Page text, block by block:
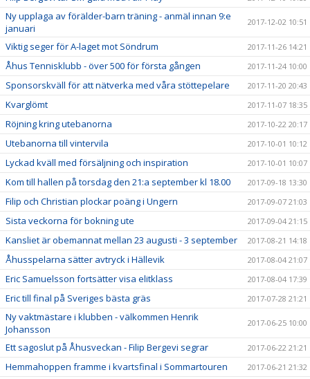
Ny upplaga av förälder-barn träning - anmäl innan 9:e
januari
2017-12-02 10:51
Viktig seger för A-laget mot Söndrum 2017-11-26 14:21
Åhus Tennisklubb - över 500 för första gången 2017-11-24 10:00
Sponsorskväll för att nätverka med våra stöttepelare 2017-11-20 20:43
Kvarglömt 2017-11-07 18:35
Röjning kring utebanorna 2017-10-22 20:17
Utebanorna till vintervila 2017-10-01 10:12
Lyckad kväll med försäljning och inspiration 2017-10-01 10:07
Kom till hallen på torsdag den 21:a september kl 18.00 2017-09-18 13:30
Filip och Christian plockar poäng i Ungern 2017-09-07 21:03
Sista veckorna för bokning ute 2017-09-04 21:15
Kansliet är obemannat mellan 23 augusti - 3 september 2017-08-21 14:18
Åhusspelarna sätter avtryck i Hällevik 2017-08-04 21:07
Eric Samuelsson fortsätter visa elitklass 2017-08-04 17:39
Eric till final på Sveriges bästa gräs 2017-07-28 21:21
Ny vaktmästare i klubben - välkommen Henrik
Johansson
2017-06-25 10:00
Ett sagoslut på Åhusveckan - Filip Bergevi segrar 2017-06-22 21:21
Hemmahoppen framme i kvartsfinal i Sommartouren 2017-06-21 21:32